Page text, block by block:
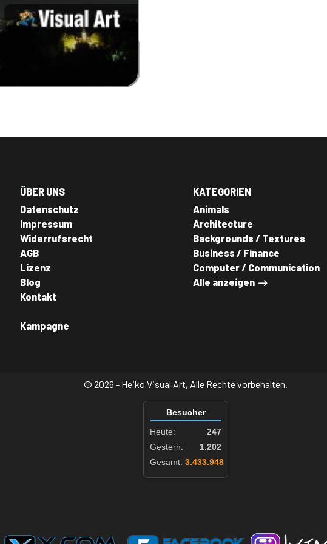
ÜBER UNS
Datenschutz
Impressum
Widerrufsrecht
AGB
Lizenz
Blog
Kontakt
Kampagne
KATEGORIEN
Animals
Architecture
Backgrounds / Textures
Business / Finance
Computer / Communication
Alle anzeigen
© 2026 - Heiko Visual Art, Alle Rechte vorbehalten.
Besucher
Heute:
247
Gestern:
1.202
Gesamt: 3.433.948